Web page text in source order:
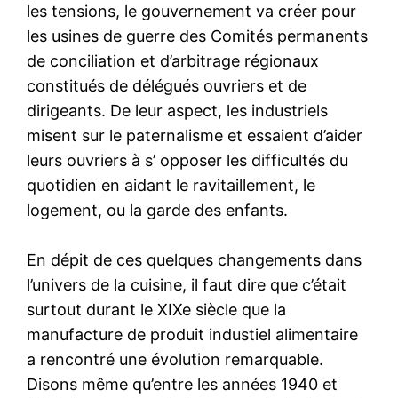
les tensions, le gouvernement va créer pour
les usines de guerre des Comités permanents
de conciliation et d’arbitrage régionaux
constitués de délégués ouvriers et de
dirigeants. De leur aspect, les industriels
misent sur le paternalisme et essaient d’aider
leurs ouvriers à s’ opposer les difficultés du
quotidien en aidant le ravitaillement, le
logement, ou la garde des enfants.
En dépit de ces quelques changements dans
l’univers de la cuisine, il faut dire que c’était
surtout durant le XIXe siècle que la
manufacture de produit industiel alimentaire
a rencontré une évolution remarquable.
Disons même qu’entre les années 1940 et